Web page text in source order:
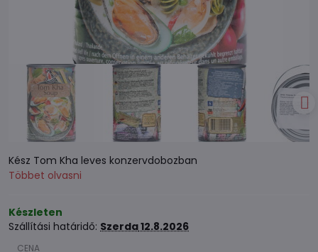
Kész Tom Kha leves konzervdobozban
Többet olvasni
Készleten
Szállítási határidő: Szerda12.8.2026